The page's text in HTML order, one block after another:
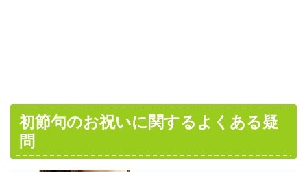
初節句のお祝いに関するよくある疑
問